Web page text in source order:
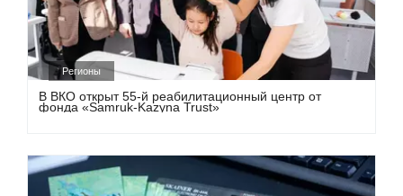
Регионы
В ВКО открыт 55-й реабилитационный центр от
фонда «Samruk-Kazyna Trust»